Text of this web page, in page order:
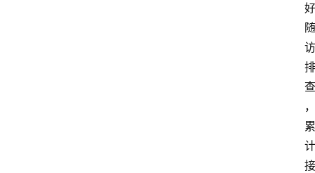
好
随
访
排
查
，
累
计
接